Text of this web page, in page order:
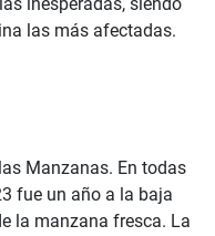
las más afectadas.
Manzanas. En todas
fue un año a la baja
la manzana fresca. La